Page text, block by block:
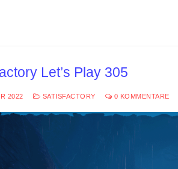
Let’s Play 305
2022 SATISFACTORY 0 KOMMENTARE